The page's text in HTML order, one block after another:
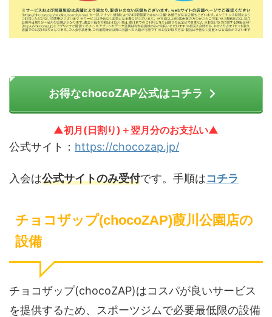
お得なchocoZAP公式はコチラ
▲初月(日割り)＋翌月分のお支払い▲
公式サイト： https://chocozap.jp/
入会は公式サイトのみ受付です。手順はコチラ
チョコザップ(chocoZAP)葭川公園店の
設備
チョコザップ(chocoZAP)はコスパが良いサービス
を提供するため、スポーツジムで必要最低限の設備